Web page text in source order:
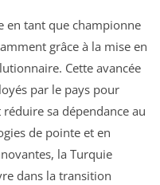
en tant que championne
grâce à la mise en
Cette avancée
par le pays pour
sa dépendance au
de pointe et en
la Turquie
dans la transition